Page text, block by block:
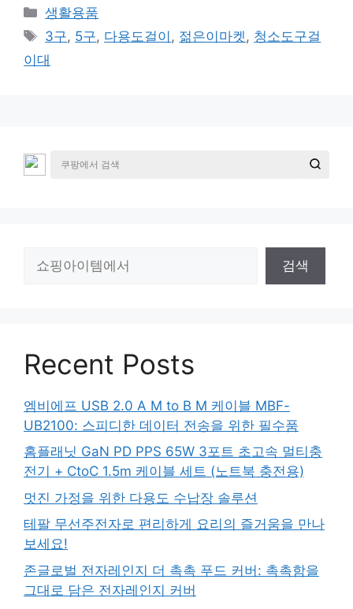
카
테
리
생활용품
태
그
3구, 5구, 다용도걸이 , 젊은이마켓 , 청소도구걸
이대
검색
Recent Posts
엠비에프 USB 2.0 A M to B M 케이블 MBF-
UB2100: 스피디한 데이터 전송을 위한 필수품
홈플래닛 GaN PD PPS 65W 3포트 초고속 멀티충
전기 + CtoC 1.5m 케이블 세트 (노트북 충전용)
멋진 가정을 위한 다용도 수납장 솔루션
테팔 무선주전자로 편리하게 요리의 즐거움을 만나
보세요!
존글로벌 전자레인지 더 촉촉 푸드 커버: 촉촉함을
그대로 담은 전자레인지 커버